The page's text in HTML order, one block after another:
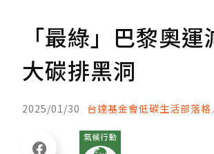
「最綠」巴黎奧
大碳排黑洞
2025/01/30 台達基金會低碳生活部落